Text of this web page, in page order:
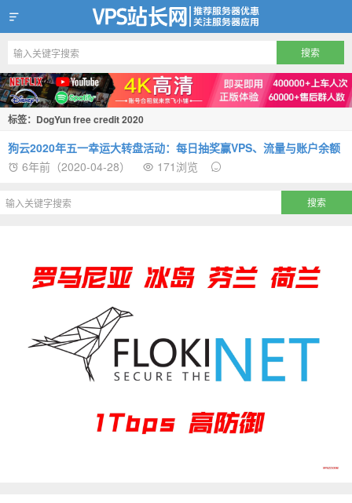
VPS站长网
标签：DogYun free credit 2020
狗云2020年五一幸运大转盘活动：每日抽奖赢VPS、流量与账户余额
6年前（2020-04-28）
171浏览